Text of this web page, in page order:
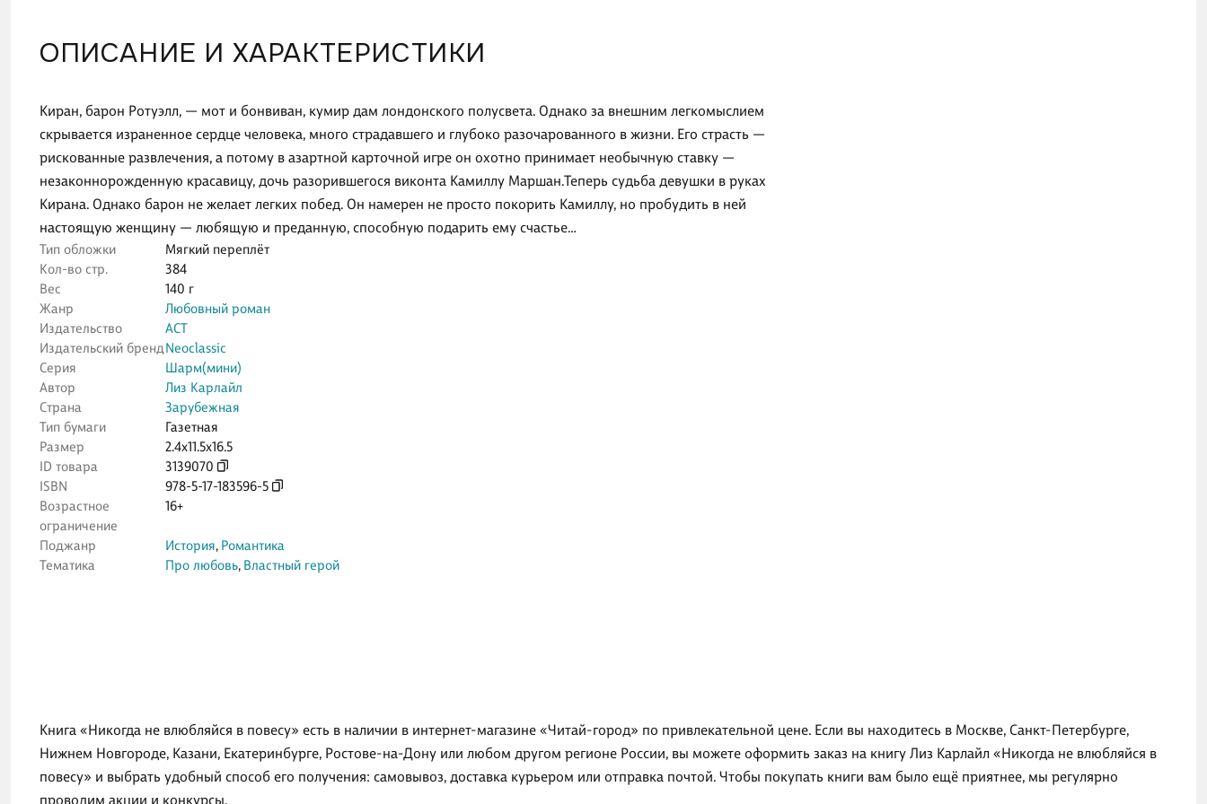
ОПИСАНИЕ И ХАРАКТЕРИСТИКИ
Киран, барон Ротуэлл, — мот и бонвиван, кумир дам лондонского полусвета. Однако за внешним легкомыслием
скрывается израненное сердце человека, много страдавшего и глубоко разочарованного в жизни. Его страсть —
рискованные развлечения, а потому в азартной карточной игре он охотно принимает необычную ставку —
незаконнорожденную красавицу, дочь разорившегося виконта Камиллу Маршан.Теперь судьба девушки в руках
Кирана. Однако барон не желает легких побед. Он намерен не просто покорить Камиллу, но пробудить в ней
настоящую женщину — любящую и преданную, способную подарить ему счастье…
Тип обложки
Мягкий переплёт
Кол-во стр.
384
Вес
140 г
Жанр
Любовный роман
Издательство
АСТ
Издательский брендNeoclassic
Серия
Шарм(мини)
Автор
Лиз Карлайл
Страна
Зарубежная
Тип бумаги
Газетная
Размер
2.4x11.5x16.5
ID товара
3139070
ISBN
978-5-17-183596-5
Возрастное
ограничение
16+
Поджанр История, Романтика
Тематика
Про любовь, Властный герой
Книга «Никогда не влюбляйся в повесу» есть в наличии в интернет-магазине «Читай-город» по привлекательной цене. Если вы находитесь в Москве, Санкт-Петербурге,
Нижнем Новгороде, Казани, Екатеринбурге, Ростове-на-Дону или любом другом регионе России, вы можете оформить заказ на книгу Лиз Карлайл «Никогда не влюбляйся в
повесу» и выбрать удобный способ его получения: самовывоз, доставка курьером или отправка почтой. Чтобы покупать книги вам было ещё приятнее, мы регулярно
проводим акции и конкурсы.